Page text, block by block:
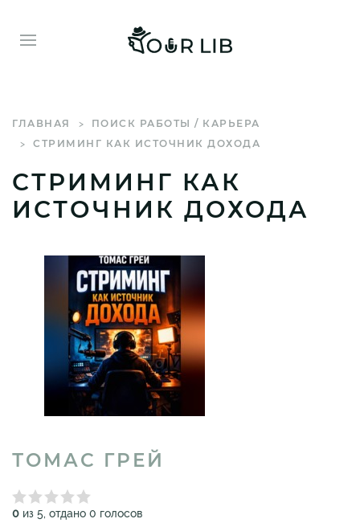
ГЛАВНАЯ
ПОИСК РАБОТЫ / КАРЬЕРА
СТРИМИНГ КАК ИСТОЧНИК ДОХОДА
СТРИМИНГ КАК
ИСТОЧНИК ДОХОДА
ТОМАС ГРЕЙ
0 из 5, отдано 0 голосов